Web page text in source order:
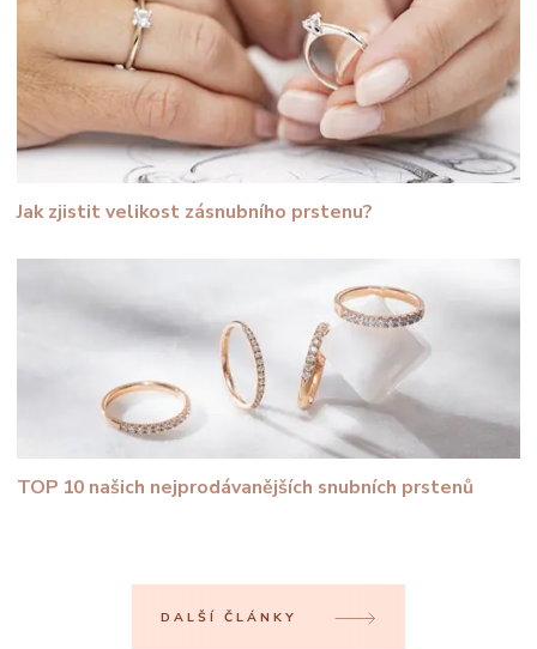
Jak zjistit velikost zásnubního prstenu?
TOP 10 našich nejprodávanějších snubních prstenů
DALŠÍ ČLÁNKY